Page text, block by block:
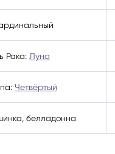
Рака: Луна
Четвёртый
белладонна